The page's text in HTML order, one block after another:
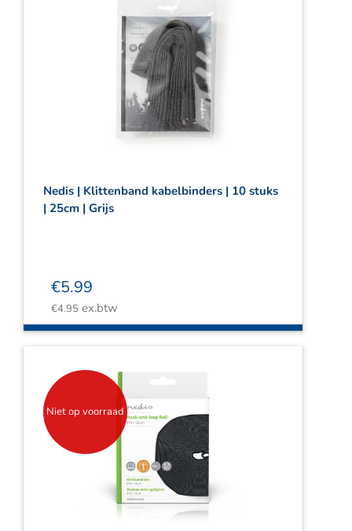
Nedis | Klittenband kabelbinders | 10 stuks
| 25cm | Grijs
€5.99
€4.95 ex.btw
Niet op voorraad